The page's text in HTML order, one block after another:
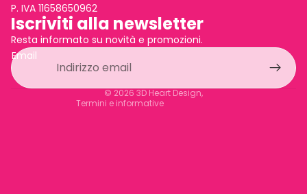
P. IVA 11658650962
Iscriviti alla newsletter
Resta informato su novità e promozioni.
Email
© 2026 3D Heart Design,
Termini e informative
Informativa sulla privacy
Termini e condizioni del servizio
Recapiti
Informativa sui rimborsi